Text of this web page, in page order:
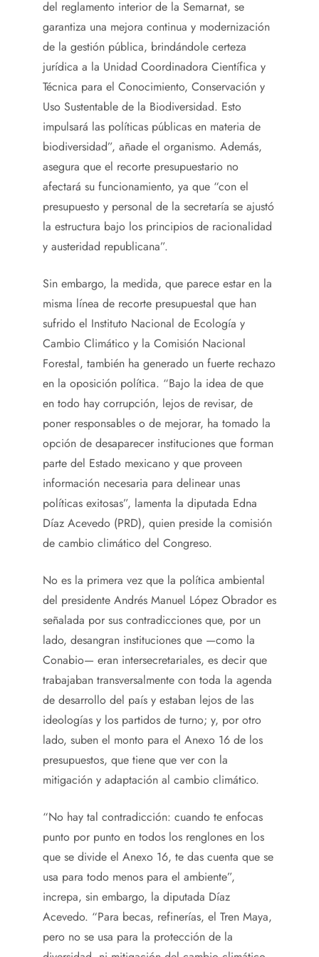
del reglamento interior de la Semarnat, se
garantiza una mejora continua y modernización
de la gestión pública, brindándole certeza
jurídica a la Unidad Coordinadora Científica y
Técnica para el Conocimiento, Conservación y
Uso Sustentable de la Biodiversidad. Esto
impulsará las políticas públicas en materia de
biodiversidad”, añade el organismo. Además,
asegura que el recorte presupuestario no
afectará su funcionamiento, ya que “con el
presupuesto y personal de la secretaría se ajustó
la estructura bajo los principios de racionalidad
y austeridad republicana”.
Sin embargo, la medida, que parece estar en la
misma línea de recorte presupuestal que han
sufrido el Instituto Nacional de Ecología y
Cambio Climático y la Comisión Nacional
Forestal, también ha generado un fuerte rechazo
en la oposición política. “Bajo la idea de que
en todo hay corrupción, lejos de revisar, de
poner responsables o de mejorar, ha tomado la
opción de desaparecer instituciones que forman
parte del Estado mexicano y que proveen
información necesaria para delinear unas
políticas exitosas”, lamenta la diputada Edna
Díaz Acevedo (PRD), quien preside la comisión
de cambio climático del Congreso.
No es la primera vez que la política ambiental
del presidente Andrés Manuel López Obrador es
señalada por sus contradicciones que, por un
lado, desangran instituciones que —como la
Conabio— eran intersecretariales, es decir que
trabajaban transversalmente con toda la agenda
de desarrollo del país y estaban lejos de las
ideologías y los partidos de turno; y, por otro
lado, suben el monto para el Anexo 16 de los
presupuestos, que tiene que ver con la
mitigación y adaptación al cambio climático.
“No hay tal contradicción: cuando te enfocas
punto por punto en todos los renglones en los
que se divide el Anexo 16, te das cuenta que se
usa para todo menos para el ambiente”,
increpa, sin embargo, la diputada Díaz
Acevedo. “Para becas, refinerías, el Tren Maya,
pero no se usa para la protección de la